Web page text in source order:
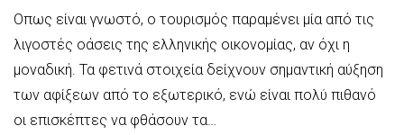
Ο​​πως είναι γνωστό, ο τουρισμός παραμένει μία από τις
λιγοστές οάσεις της ελληνικής οικονομίας, αν όχι η
μοναδική. Τα φετινά στοιχεία δείχνουν σημαντική αύξηση
των αφίξεων από το εξωτερικό, ενώ είναι πολύ πιθανό
οι επισκέπτες να φθάσουν τα…